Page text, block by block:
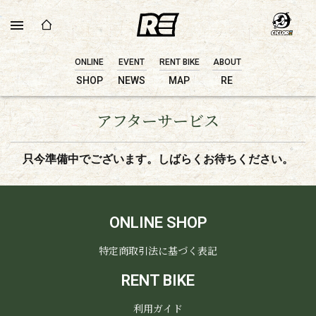
ONLINE
SHOP
EVENT
NEWS
RENT BIKE
MAP
ABOUT
RE
アフターサービス
只今準備中でございます。しばらくお待ちください。
ONLINE SHOP
特定商取引法に基づく表記
RENT BIKE
利用ガイド